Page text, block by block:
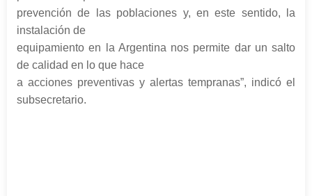
prevención de las poblaciones y, en este sentido, la
instalación de
equipamiento en la Argentina nos permite dar un salto
de calidad en lo que hace
a acciones preventivas y alertas tempranas”, indicó el
subsecretario.